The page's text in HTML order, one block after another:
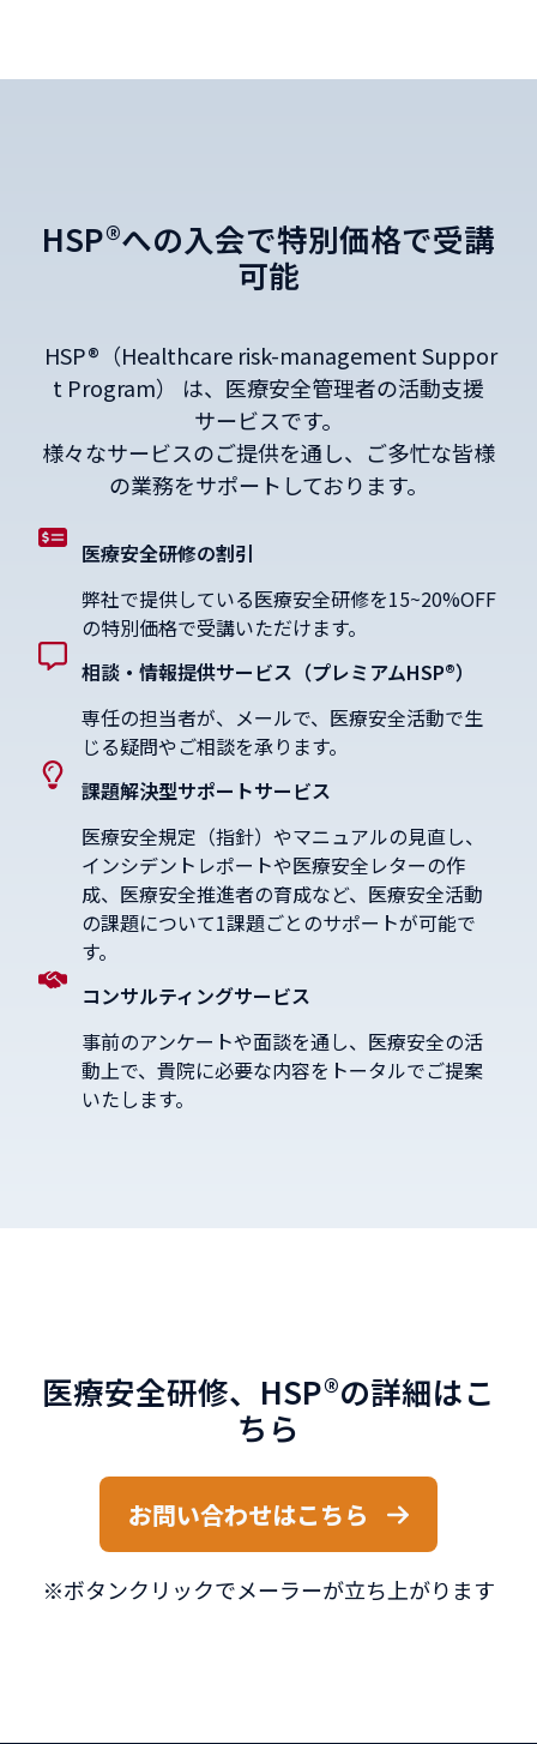
HSP®への入会で特別価格で受講
可能
HSP®（Healthcare risk-management Suppor
t Program） は、医療安全管理者の活動支援
サービスです。
様々なサービスのご提供を通し、ご多忙な皆様
の業務をサポートしております。
医療安全研修の割引
弊社で提供している医療安全研修を15~20%OFF
の特別価格で受講いただけます。
相談・情報提供サービス（プレミアムHSP®）
専任の担当者が、メールで、医療安全活動で生
じる疑問やご相談を承ります。
課題解決型サポートサービス
医療安全規定（指針）やマニュアルの見直し、
インシデントレポートや医療安全レターの作
成、医療安全推進者の育成など、医療安全活動
の課題について1課題ごとのサポートが可能で
す。
コンサルティングサービス
事前のアンケートや面談を通し、医療安全の活
動上で、貴院に必要な内容をトータルでご提案
いたします。
医療安全研修、HSP®の詳細はこ
ちら
お問い合わせはこちら
※ボタンクリックでメーラーが立ち上がります